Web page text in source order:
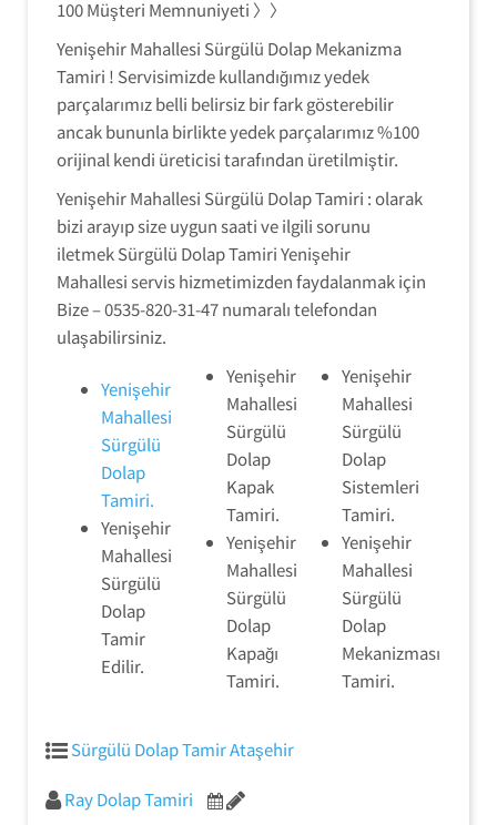
100 Müşteri Memnuniyeti 〉〉
Yenişehir Mahallesi Sürgülü Dolap Mekanizma
Tamiri ! Servisimizde kullandığımız yedek
parçalarımız belli belirsiz bir fark gösterebilir
ancak bununla birlikte yedek parçalarımız %100
orijinal kendi üreticisi tarafından üretilmiştir.
Yenişehir Mahallesi Sürgülü Dolap Tamiri : olarak
bizi arayıp size uygun saati ve ilgili sorunu
iletmek Sürgülü Dolap Tamiri Yenişehir
Mahallesi servis hizmetimizden faydalanmak için
Bize – 0535-820-31-47 numaralı telefondan
ulaşabilirsiniz.
Yenişehir
Mahallesi
Sürgülü
Dolap
Tamiri.
Yenişehir
Mahallesi
Sürgülü
Dolap
Tamir
Edilir.
Yenişehir
Mahallesi
Sürgülü
Dolap
Kapak
Tamiri.
Yenişehir
Mahallesi
Sürgülü
Dolap
Kapağı
Tamiri.
Yenişehir
Mahallesi
Sürgülü
Dolap
Sistemleri
Tamiri.
Yenişehir
Mahallesi
Sürgülü
Dolap
Mekanizması
Tamiri.
Sürgülü Dolap Tamir Ataşehir
Ray Dolap Tamiri